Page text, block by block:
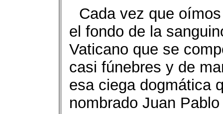
Cada vez que
el fondo de la
Vaticano que se
casi fúnebres y de
esa ciega dogmática
nombrado Juan